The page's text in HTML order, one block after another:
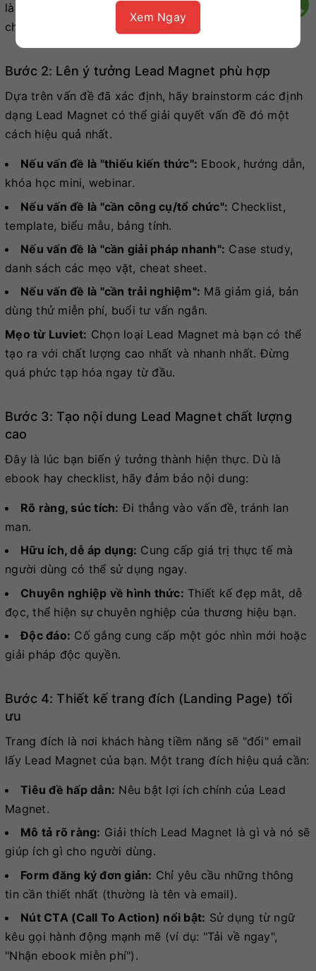
là "làm sao để bé ngủ ngon hơn" hoặc "cách chọn đồ
chơi an toàn cho bé".
Bước 2: Lên ý tưởng Lead Magnet phù hợp
Dựa trên vấn đề đã xác định, hãy brainstorm các định
dạng Lead Magnet có thể giải quyết vấn đề đó một
cách hiệu quả nhất.
Nếu vấn đề là "thiếu kiến thức": Ebook, hướng dẫn,
khóa học mini, webinar.
Nếu vấn đề là "cần công cụ/tổ chức": Checklist,
template, biểu mẫu, bảng tính.
Nếu vấn đề là "cần giải pháp nhanh": Case study,
danh sách các mẹo vặt, cheat sheet.
Nếu vấn đề là "cần trải nghiệm": Mã giảm giá, bản
dùng thử miễn phí, buổi tư vấn ngắn.
Mẹo từ Luviet: Chọn loại Lead Magnet mà bạn có thể
tạo ra với chất lượng cao nhất và nhanh nhất. Đừng
quá phức tạp hóa ngay từ đầu.
Bước 3: Tạo nội dung Lead Magnet chất lượng
cao
Đây là lúc bạn biến ý tưởng thành hiện thực. Dù là
ebook hay checklist, hãy đảm bảo nội dung:
Rõ ràng, súc tích: Đi thẳng vào vấn đề, tránh lan
man.
Hữu ích, dễ áp dụng: Cung cấp giá trị thực tế mà
người dùng có thể sử dụng ngay.
Chuyên nghiệp về hình thức: Thiết kế đẹp mắt, dễ
đọc, thể hiện sự chuyên nghiệp của thương hiệu bạn.
Độc đáo: Cố gắng cung cấp một góc nhìn mới hoặc
giải pháp độc quyền.
Bước 4: Thiết kế trang đích (Landing Page) tối
ưu
Trang đích là nơi khách hàng tiềm năng sẽ "đổi" email
lấy Lead Magnet của bạn. Một trang đích hiệu quả cần:
Tiêu đề hấp dẫn: Nêu bật lợi ích chính của Lead
Magnet.
Mô tả rõ ràng: Giải thích Lead Magnet là gì và nó sẽ
giúp ích gì cho người dùng.
Form đăng ký đơn giản: Chỉ yêu cầu những thông
tin cần thiết nhất (thường là tên và email).
Nút CTA (Call To Action) nổi bật: Sử dụng từ ngữ
kêu gọi hành động mạnh mẽ (ví dụ: "Tải về ngay",
"Nhận ebook miễn phí").
Xem Ngay